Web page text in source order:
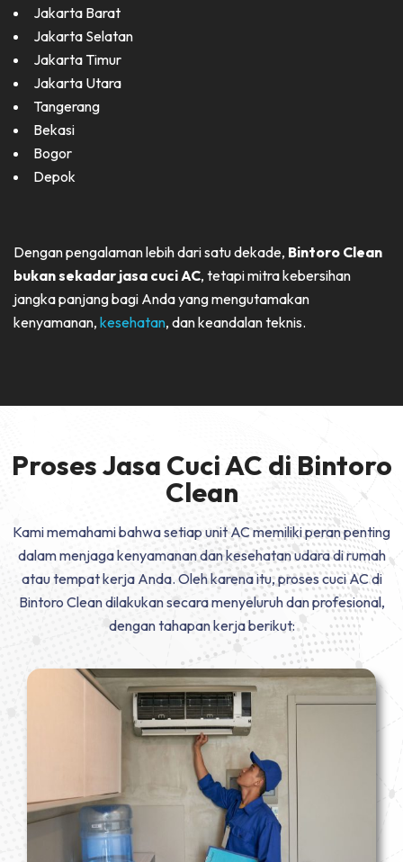
Jakarta Barat
Jakarta Selatan
Jakarta Timur
Jakarta Utara
Tangerang
Bekasi
Bogor
Depok
Dengan pengalaman lebih dari satu dekade, Bintoro Clean
bukan sekadar jasa cuci AC, tetapi mitra kebersihan
jangka panjang bagi Anda yang mengutamakan
kenyamanan, kesehatan, dan keandalan teknis.
Proses Jasa Cuci AC di Bintoro
Clean
Kami memahami bahwa setiap unit AC memiliki peran penting
dalam menjaga kenyamanan dan kesehatan udara di rumah
atau tempat kerja Anda. Oleh karena itu, proses cuci AC di
Bintoro Clean dilakukan secara menyeluruh dan profesional,
dengan tahapan kerja berikut: